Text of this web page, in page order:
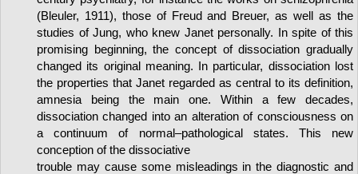
(Bleuler, 1911), those of Freud and Breuer, as well as the
studies of Jung, who knew Janet personally. In spite of this
promising beginning, the concept of dissociation gradually
changed its original meaning. In particular, dissociation lost
the properties that Janet regarded as central to its definition,
amnesia being the main one. Within a few decades,
dissociation changed into an alteration of consciousness on
a continuum of normal–pathological states. This new
conception of the dissociative
trouble may cause some misleadings in the diagnostic and